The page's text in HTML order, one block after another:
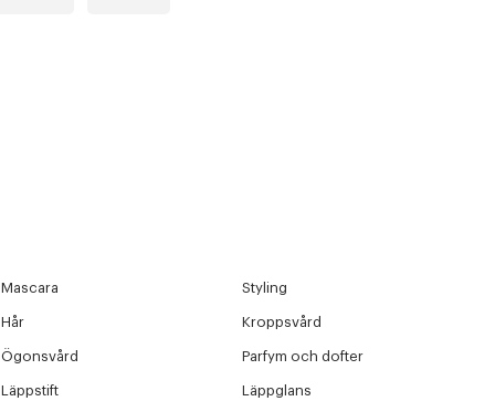
Mascara Styling
Hår Kroppsvård
Ögonsvård Parfym och dofter
Läppstift Läppglans